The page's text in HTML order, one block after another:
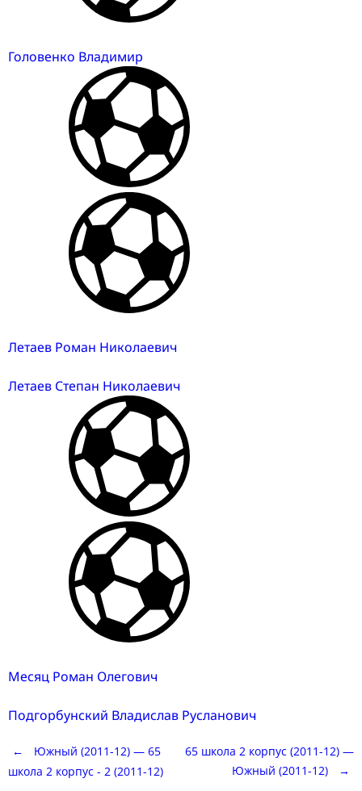
Головенко Владимир
Летаев Роман Николаевич
Летаев Степан Николаевич
Месяц Роман Олегович
Подгорбунский Владислав Русланович
Post
←
Южный (2011-12) — 65
школа 2 корпус - 2 (2011-12)
65 школа 2 корпус (2011-12) —
Южный (2011-12)
→